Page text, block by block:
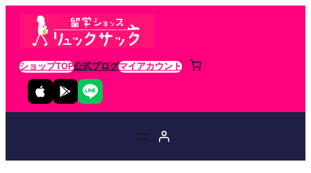
ショップTOP公式ブログマイアカウント